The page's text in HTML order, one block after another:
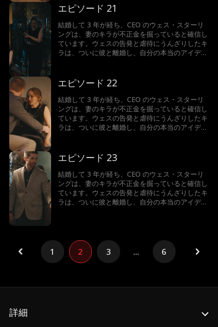
き、ウェスはどうするでしょうか？キラは彼にお
金を支払わせることができるでしょうか...それと
ももう一度彼に恋をしてしまうのでしょうか?
エピソード 21
結婚して 3 年が経ち、CEO のウェス・スターリ
ングは、妻のキラが不正金を掘っていると確信し
ています。ウェスの告発と虐待にうんざりしたキ
ラは、ついに彼と離婚し、自分の本当のアイデン
き、ウェスはどうするでしょうか？キラは彼にお
金を支払わせることができるでしょうか...それと
ももう一度彼に恋をしてしまうのでしょうか?
エピソード 22
結婚して 3 年が経ち、CEO のウェス・スターリ
ングは、妻のキラが不正金を掘っていると確信し
ています。ウェスの告発と虐待にうんざりしたキ
ラは、ついに彼と離婚し、自分の本当のアイデン
き、ウェスはどうするでしょうか？キラは彼にお
金を支払わせることができるでしょうか...それと
ももう一度彼に恋をしてしまうのでしょうか?
エピソード 23
結婚して 3 年が経ち、CEO のウェス・スターリ
ングは、妻のキラが不正金を掘っていると確信し
ています。ウェスの告発と虐待にうんざりしたキ
ラは、ついに彼と離婚し、自分の本当のアイデン
金を支払わせることができるでしょうか...それと
ももう一度彼に恋をしてしまうのでしょうか?
1 2 3 ... 6
詳細